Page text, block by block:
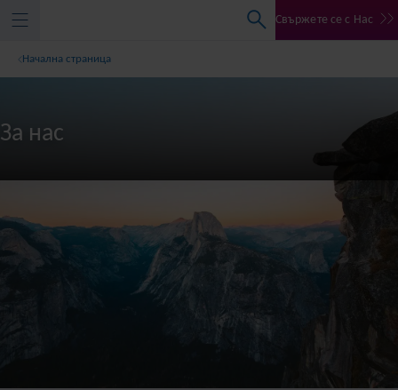
Свържете се с Нас
Начална страница
За нас